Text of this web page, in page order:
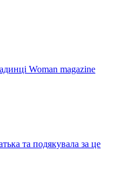
Woman magazine
та подякувала за це